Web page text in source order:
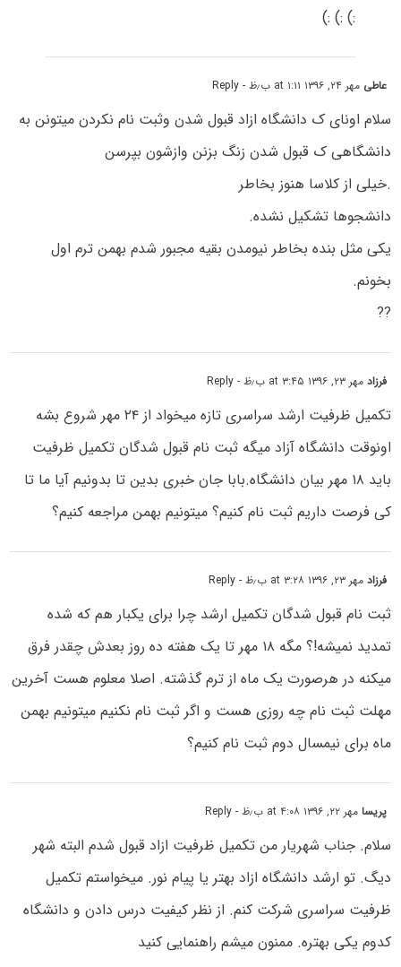
:) :) :)
عاطی مهر ۲۴, ۱۳۹۶ at ۱:۱۱ ب٫ظ - Reply
سلام اونای ک دانشگاه ازاد قبول شدن وثبت نام نکردن میتونن به
دانشگاهی ک قبول شدن زنگ بزنن وازشون بپرسن
.خیلی از کلاسا هنوز بخاطر
دانشجوها تشکیل نشده.
یکی مثل بنده بخاطر نیومدن بقیه مجبور شدم بهمن ترم اول
بخونم.
??
فرزادمهر ۲۳, ۱۳۹۶ at ۳:۴۵ ب٫ظ - Reply
تکمیل ظرفیت ارشد سراسری تازه میخواد از ۲۴ مهر شروع بشه
اونوقت دانشگاه آزاد میگه ثبت نام قبول شدگان تکمیل ظرفیت
باید ۱۸ مهر بیان دانشگاه.بابا جان خبری بدین تا بدونیم آیا ما تا
کی فرصت داریم ثبت نام کنیم؟ میتونیم بهمن مراجعه کنیم؟
فرزادمهر ۲۳, ۱۳۹۶ at ۳:۲۸ ب٫ظ - Reply
ثبت نام قبول شدگان تکمیل ارشد چرا برای یکبار هم که شده
تمدید نمیشه!؟ مگه ۱۸ مهر تا یک هفته ده روز بعدش چقدر فرق
میکنه در هرصورت یک ماه از ترم گذشته. اصلا معلوم هست آخرین
مهلت ثبت نام چه روزی هست و اگر ثبت نام نکنیم میتونیم بهمن
ماه برای نیمسال دوم ثبت نام کنیم؟
پریسامهر ۲۲, ۱۳۹۶ at ۴:۰۸ ب٫ظ - Reply
سلام. جناب شهریار من تکمیل ظرفیت ازاد قبول شدم البته شهر
دیگ. تو ارشد دانشگاه ازاد بهتر یا پیام نور. میخواستم تکمیل
ظرفیت سراسری شرکت کنم. از نظر کیفیت درس دادن و دانشگاه
کدوم یکی بهتره. ممنون میشم راهنمایی کنید